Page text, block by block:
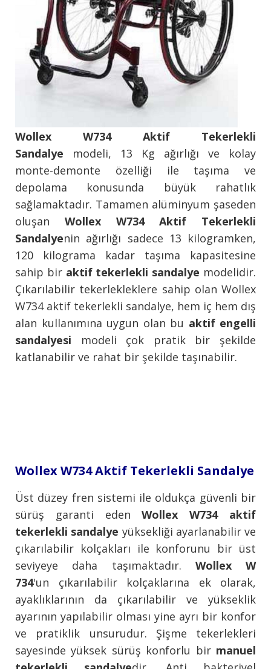
Wollex W734 Aktif Tekerlekli
Sandalye modeli, 13 Kg ağırlığı ve kolay
monte-demonte özelliği ile taşıma ve
depolama konusunda büyük rahatlık
sağlamaktadır. Tamamen alüminyum şaseden
oluşan Wollex W734 Aktif Tekerlekli
Sandalyenin ağırlığı sadece 13 kilogramken,
120 kilograma kadar taşıma kapasitesine
sahip biraktif tekerlekli sandalye modelidir.
Çıkarılabilir tekerlekleklere sahip olan Wollex
W734 aktif tekerlekli sandalye, hem iç hem dış
alan kullanımına uygun olan bu aktif engelli
sandalyesi modeli çok pratik bir şekilde
katlanabilir ve rahat bir şekilde taşınabilir.
Wollex W734 Aktif Tekerlekli Sandalye
Üst düzey fren sistemi ile oldukça güvenli bir
sürüş garanti edenWollex W734 aktif
tekerlekli sandalye yüksekliği ayarlanabilir ve
çıkarılabilir kolçakları ile konforunu bir üst
seviyeye daha taşımaktadır. Wollex W
734'un çıkarılabilir kolçaklarına ek olarak,
ayaklıklarının da çıkarılabilir ve yükseklik
ayarının yapılabilir olması yine ayrı bir konfor
ve pratiklik unsurudur. Şişme tekerlekleri
sayesinde yüksek sürüş konforlu bir manuel